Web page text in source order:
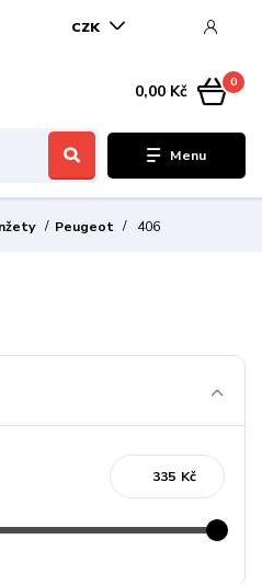
Menu
CZK
0
0,00 Kč
Peugeot 406
Kč